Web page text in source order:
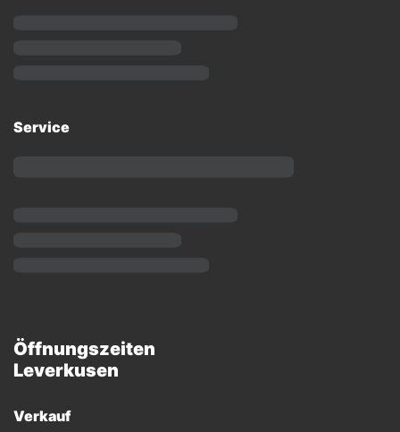
Service
Öffnungszeiten
Leverkusen
Verkauf